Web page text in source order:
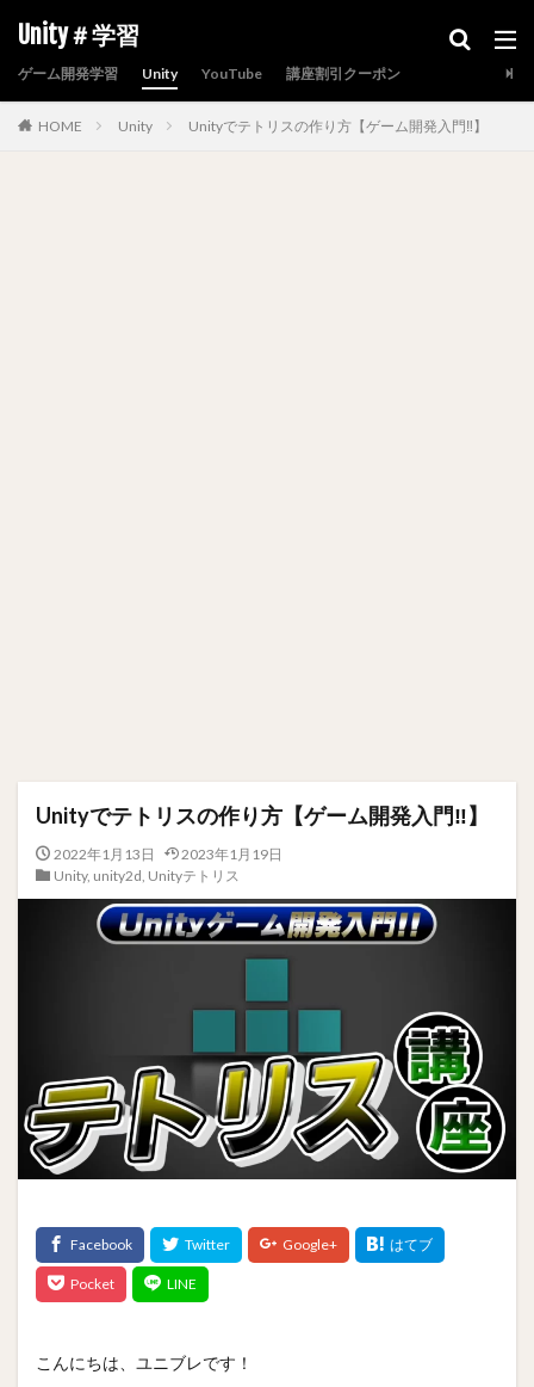
Unity＃学習
ゲーム開発学習 Unity YouTube 講座割引クーポン
HOME Unity Unityでテトリスの作り方【ゲーム開発入門‼】
Unityでテトリスの作り方【ゲーム開発入門‼】
2022年1月13日
2023年1月19日
Unity, unity2d, Unityテトリス
こんにちは、ユニブレです！